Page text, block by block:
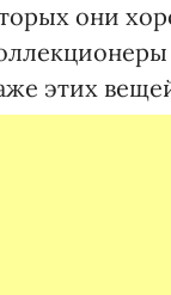
они
этих